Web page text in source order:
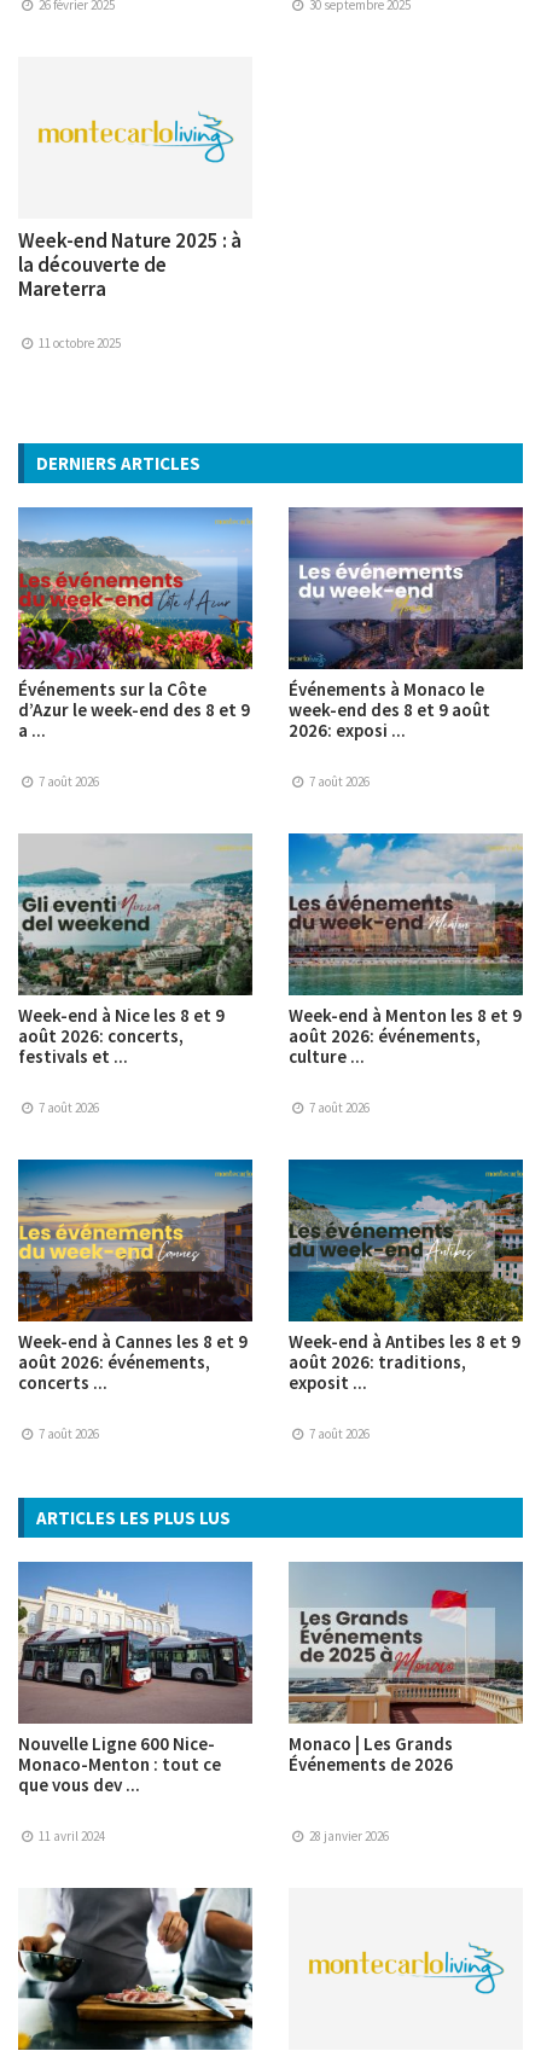
26 février 2025 30 septembre 2025
Week-end Nature 2025 : à
la découverte de
Mareterra
11 octobre 2025
DERNIERS ARTICLES
Événements sur la Côte
d’Azur le week-end des 8 et 9
a ...
7 août 2026
Événements à Monaco le
week-end des 8 et 9 août
2026: exposi ...
7 août 2026
Week-end à Nice les 8 et 9
août 2026: concerts,
festivals et ...
7 août 2026
Week-end à Menton les 8 et 9
août 2026: événements,
culture ...
7 août 2026
Week-end à Cannes les 8 et 9
août 2026: événements,
concerts ...
7 août 2026
Week-end à Antibes les 8 et 9
août 2026: traditions,
exposit ...
7 août 2026
ARTICLES LES PLUS LUS
Nouvelle Ligne 600 Nice-
Monaco-Menton : tout ce
que vous dev ...
11 avril 2024
Monaco | Les Grands
Événements de 2026
28 janvier 2026